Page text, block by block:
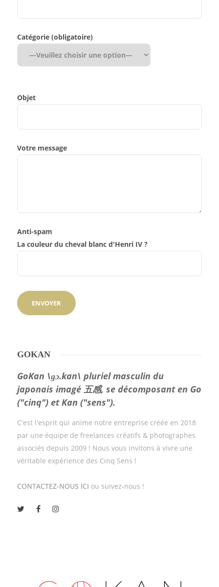
Catégorie (obligatoire)
Objet
Votre message
Anti-spam
La couleur du cheval blanc d'Henri IV ?
GOKAN
GoKan \ɡɔ.kan\ pluriel masculin du
japonais imagé 五感, se décomposant en Go
("cinq") et Kan ("sens").
C'est l'esprit qui anime notre entreprise créée en 2018
par une équipe de freelances créatifs & photographes
associés depuis 2009 ! Nous vous invitons à vivre une
véritable expérience des Cinq Sens !
CONTACTEZ-NOUS ICI ou suivez-nous !